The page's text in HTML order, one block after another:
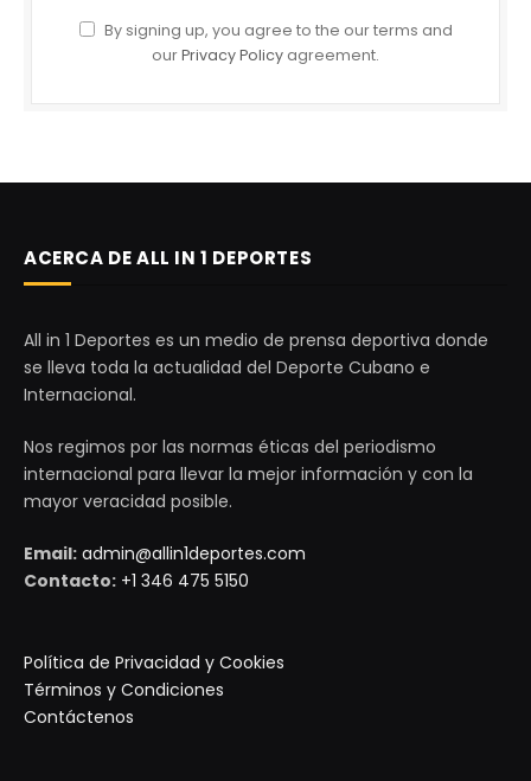
By signing up, you agree to the our terms and
ourPrivacy Policy agreement.
ACERCA DE ALL IN 1 DEPORTES
All in 1 Deportes es un medio de prensa deportiva donde
se lleva toda la actualidad del Deporte Cubano e
Internacional.
Nos regimos por las normas éticas del periodismo
internacional para llevar la mejor información y con la
mayor veracidad posible.
Email: admin@allin1deportes.com
Contacto: +1 346 475 5150
Política de Privacidad y Cookies
Términos y Condiciones
Contáctenos